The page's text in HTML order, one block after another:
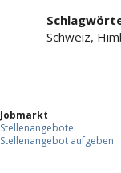
Schweiz,
Jobmarkt
Stellenangebote
Stellenangebot aufgeben